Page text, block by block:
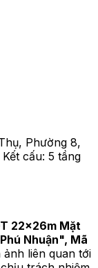
Phường 8,
cấu: 5 tầng
22x26m Mặt
Nhuận", Mã
liên quan tới